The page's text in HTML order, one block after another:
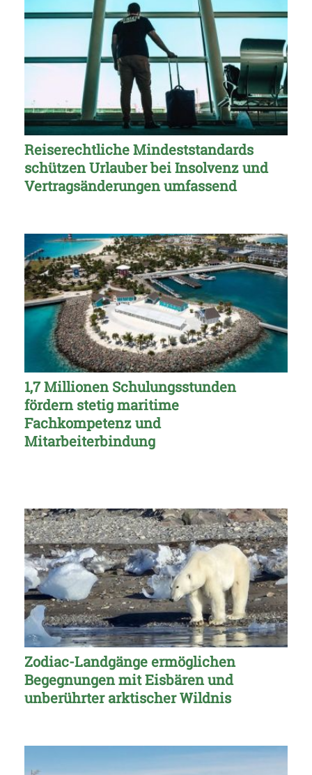
Reiserechtliche Mindeststandards
schützen Urlauber bei Insolvenz und
Vertragsänderungen umfassend
1,7 Millionen Schulungsstunden
fördern stetig maritime
Fachkompetenz und
Mitarbeiterbindung
Zodiac-Landgänge ermöglichen
Begegnungen mit Eisbären und
unberührter arktischer Wildnis